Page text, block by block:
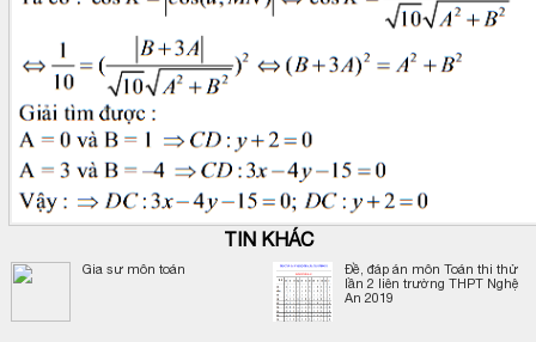
TIN KHÁC
Gia sư môn toán
Đề, đáp án môn Toán thi thử
lần 2 liên trường THPT Nghệ
An 2019